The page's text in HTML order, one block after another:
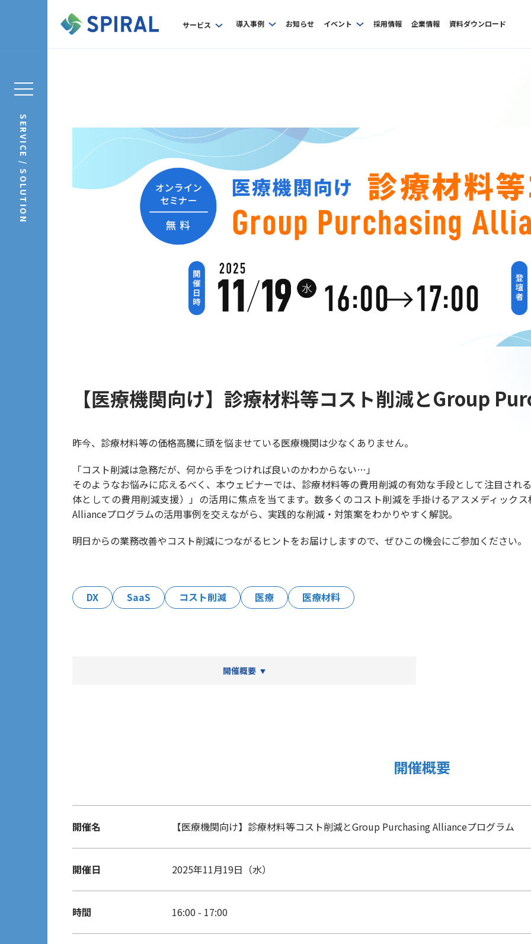
サービス 導入事例 お知らせ イベント 採用情報 企業情報 資料ダウンロード
SERVICE / SOLUTION
【医療機関向け】診療材料等コスト削減とGroup
昨今、診療材料等の価格高騰に頭を悩ませている医療機関は少なくありません。
「コスト削減は急務だが、何から手をつければ良いのかわからない…」
そのようなお悩みに応えるべく、本ウェビナーでは、診療材料等の費用削減の有効な手段として注目さ
体としての費用削減支援）」の活用に焦点を当てます。数多くのコスト削減を手掛けるアスメディッ
Allianceプログラムの活用事例を交えながら、実践的な削減・対策案をわかりやすく解説。
明日からの業務改善やコスト削減につながるヒントをお届けしますので、ぜひこの機会にご参加ください。
DX SaaS コスト削減 医療 医療材料
開催概要
開催概要
開催名 【医療機関向け】診療材料等コスト削減とGroup Purchasing Allianceプログラム
開催日 2025年11月19日（水）
時間 16:00 - 17:00